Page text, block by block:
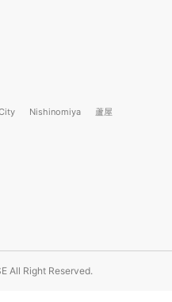
Nishinomiya 蘆屋
All Right Reserved.